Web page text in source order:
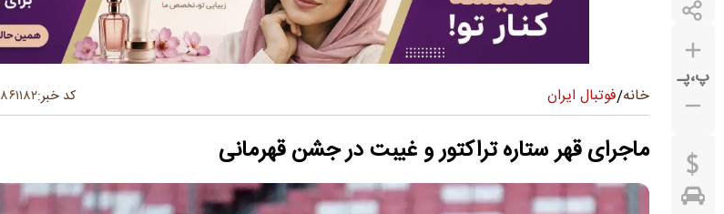
پ،پـ
خانه/فوتبال ایران کد خبر:۸۶۱۱۸۲
ماجرای قهر ستاره تراکتور و غیبت در جشن قهرمانی